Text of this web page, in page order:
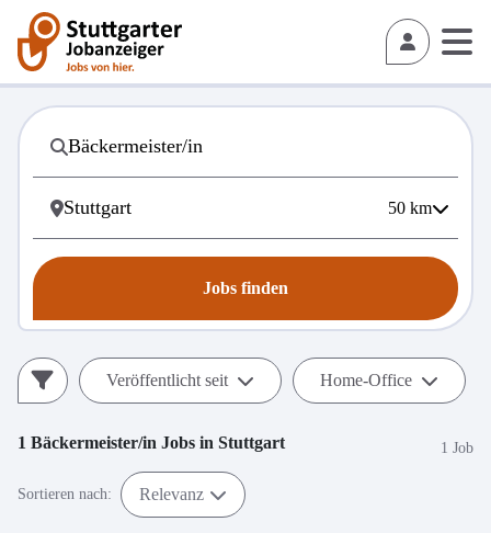
50 km
Jobs finden
Veröffentlicht seit Home-Office
1 Bäckermeister/in Jobs in Stuttgart 1 Job
Sortieren nach: Relevanz